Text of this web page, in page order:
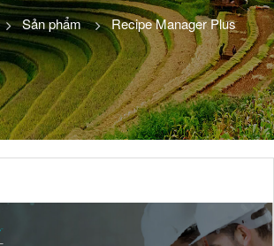
Sản phẩm Recipe Manager Plus